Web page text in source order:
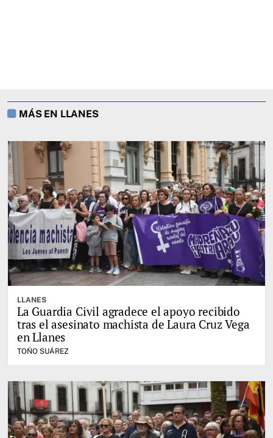
MÁS EN LLANES
LLANES
La Guardia Civil agradece el apoyo recibido
tras el asesinato machista de Laura Cruz Vega
en Llanes
TOÑO SUÁREZ